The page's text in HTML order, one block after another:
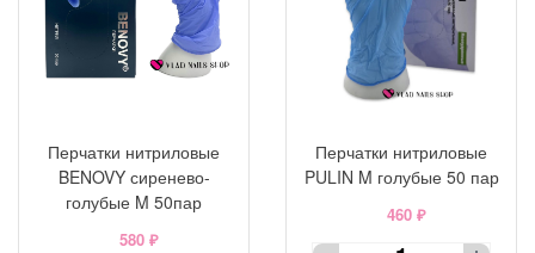
Перчатки нитриловые
BENOVY сиренево-
голубые M 50пар
580 ₽
Перчатки нитриловые
PULIN M голубые 50 пар
460 ₽